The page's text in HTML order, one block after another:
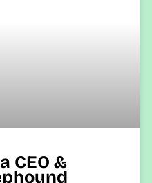
CEO &